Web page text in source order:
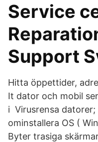
Service
Support
Hitta öppettider,
It dator och mobil
i Virusrensa datorer;
ominstallera OS (
Byter trasiga